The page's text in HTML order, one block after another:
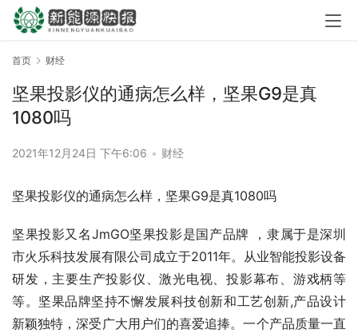
首页 财经
坚果投影仪的通病怎么样，坚果G9是真
1080吗
2021年12月24日 下午6:06 • 财经
坚果投影仪的通病怎么样，坚果G9是真1080吗
坚果投影又名JmGO坚果投影是国产品牌 ，隶属于是深圳
市火乐科技发展有限公司成立于2011年。从业智能投影设备
研发，主要生产投影仪、激光电视、投影幕布、游戏柄等
等。坚果品牌坚持不懈发展科技创新和工艺创新,产品设计
新颖独特，深受广大用户们的喜爱追捧。一个产品质量一直